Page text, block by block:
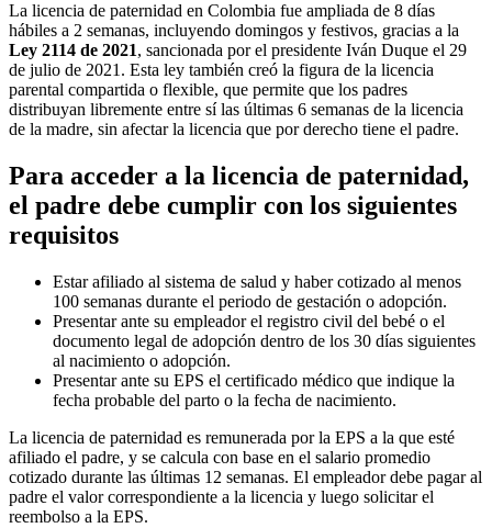
La licencia de paternidad en Colombia fue ampliada de 8 días
hábiles a 2 semanas, incluyendo domingos y festivos, gracias a la
Ley 2114 de 2021, sancionada por el presidente Iván Duque el 29
de julio de 2021. Esta ley también creó la figura de la licencia
parental compartida o flexible, que permite que los padres
distribuyan libremente entre sí las últimas 6 semanas de la licencia
de la madre, sin afectar la licencia que por derecho tiene el padre.
Para acceder a la licencia de paternidad,
el padre debe cumplir con los siguientes
requisitos
Estar afiliado al sistema de salud y haber cotizado al menos
100 semanas durante el periodo de gestación o adopción.
Presentar ante su empleador el registro civil del bebé o el
documento legal de adopción dentro de los 30 días siguientes
al nacimiento o adopción.
Presentar ante su EPS el certificado médico que indique la
fecha probable del parto o la fecha de nacimiento.
La licencia de paternidad es remunerada por la EPS a la que esté
afiliado el padre, y se calcula con base en el salario promedio
cotizado durante las últimas 12 semanas. El empleador debe pagar al
padre el valor correspondiente a la licencia y luego solicitar el
reembolso a la EPS.